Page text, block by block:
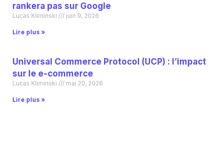
rankera pas sur Google
Lucas Kliminski juin 9, 2026
Lire plus »
Universal Commerce Protocol (UCP) : l’impact
sur le e-commerce
Lucas Kliminski mai 20, 2026
Lire plus »